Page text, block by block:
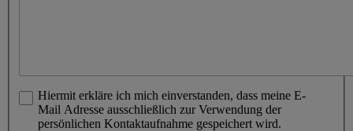
Hiermit erkläre ich mich einverstanden, dass meine E-
Mail Adresse ausschließlich zur Verwendung der
persönlichen Kontaktaufnahme gespeichert wird.